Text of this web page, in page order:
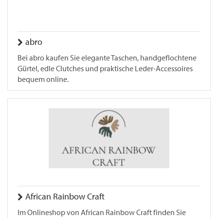
abro
Bei abro kaufen Sie elegante Taschen, handgeflochtene
Gürtel, edle Clutches und praktische Leder-Accessoires
bequem online.
African Rainbow Craft
Im Onlineshop von African Rainbow Craft finden Sie